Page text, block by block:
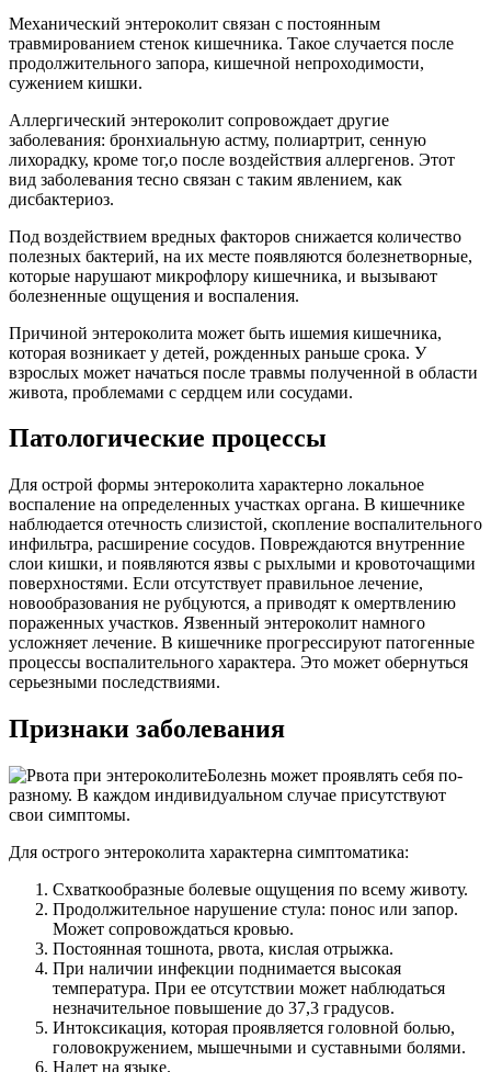
Механический энтероколит связан с постоянным
травмированием стенок кишечника. Такое случается после
продолжительного запора, кишечной непроходимости,
сужением кишки.
Аллергический энтероколит сопровождает другие
заболевания: бронхиальную астму, полиартрит, сенную
лихорадку, кроме тог,о после воздействия аллергенов. Этот
вид заболевания тесно связан с таким явлением, как
дисбактериоз.
Под воздействием вредных факторов снижается количество
полезных бактерий, на их месте появляются болезнетворные,
которые нарушают микрофлору кишечника, и вызывают
болезненные ощущения и воспаления.
Причиной энтероколита может быть ишемия кишечника,
которая возникает у детей, рожденных раньше срока. У
взрослых может начаться после травмы полученной в области
живота, проблемами с сердцем или сосудами.
Патологические процессы
Для острой формы энтероколита характерно локальное
воспаление на определенных участках органа. В кишечнике
наблюдается отечность слизистой, скопление воспалительного
инфильтра, расширение сосудов. Повреждаются внутренние
слои кишки, и появляются язвы с рыхлыми и кровоточащими
поверхностями. Если отсутствует правильное лечение,
новообразования не рубцуются, а приводят к омертвлению
пораженных участков. Язвенный энтероколит намного
усложняет лечение. В кишечнике прогрессируют патогенные
процессы воспалительного характера. Это может обернуться
серьезными последствиями.
Признаки заболевания
Болезнь может проявлять себя по-
разному. В каждом индивидуальном случае присутствуют
свои симптомы.
Для острого энтероколита характерна симптоматика:
Схваткообразные болевые ощущения по всему животу.
Продолжительное нарушение стула: понос или запор.
Может сопровождаться кровью.
Постоянная тошнота, рвота, кислая отрыжка.
При наличии инфекции поднимается высокая
температура. При ее отсутствии может наблюдаться
незначительное повышение до 37,3 градусов.
Интоксикация, которая проявляется головной болью,
головокружением, мышечными и суставными болями.
Налет на языке.